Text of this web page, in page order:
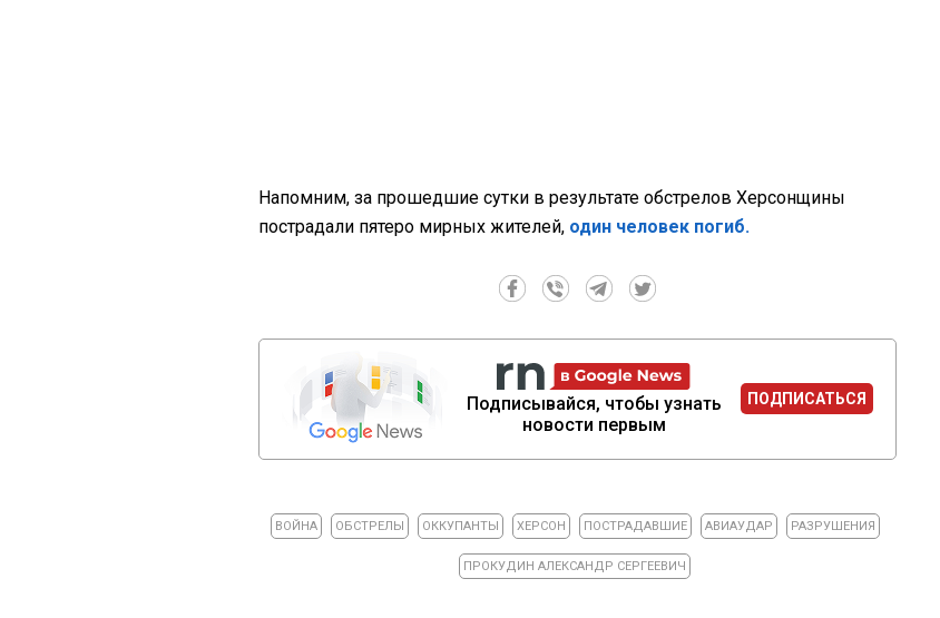
Напомним, за прошедшие сутки в результате обстрелов Херсонщины
пострадали пятеро мирных жителей, один человек погиб.
Подписывайся, чтобы узнать
новости первым
ПОДПИСАТЬСЯ
ВОЙНА ОБСТРЕЛЫ ОККУПАНТЫ ХЕРСОН ПОСТРАДАВШИЕ АВИАУДАР РАЗРУШЕНИЯ
ПРОКУДИН АЛЕКСАНДР СЕРГЕЕВИЧ